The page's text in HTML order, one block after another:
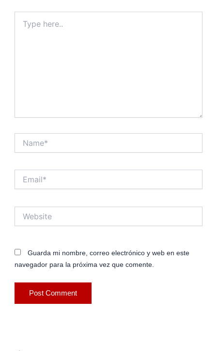
here..
Guarda mi nombre, correo electrónico y web en este
navegador para la próxima vez que comente.